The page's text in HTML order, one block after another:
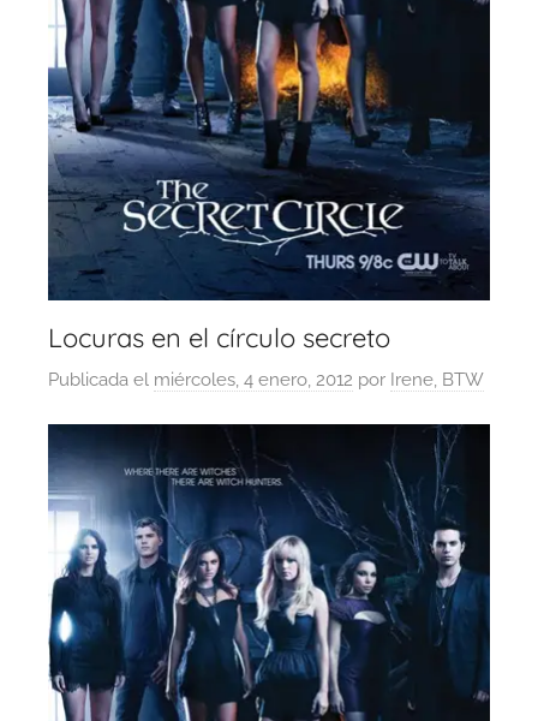
Locuras en el círculo secreto
Publicada el miércoles, 4 enero, 2012 por Irene, BTW